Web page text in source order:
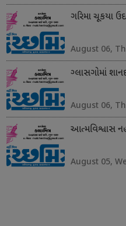
ગરિમા ચૂકયા
August 06,
ગ્લાસગોમાં
August 06,
આત્મવિશ્વાસ
August 05,